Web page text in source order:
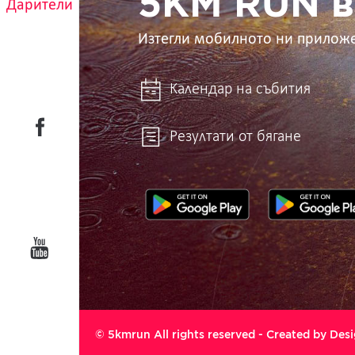
Дарители
Изтегли мобилното ни
Календар на събития
Резултати от бягане
© 5kmrun All rights reserved - Created by